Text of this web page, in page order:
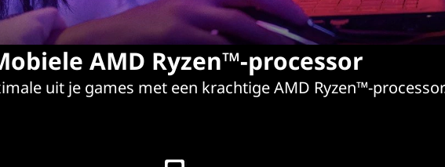
AMD Ryzen™-processor
uit je games met een krachtige AMD Ryzen™-